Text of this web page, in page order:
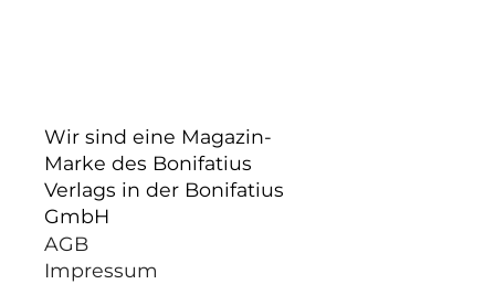
Wir sind eine Magazin-
Marke des Bonifatius
Verlags in der Bonifatius
GmbH
AGB
Impressum